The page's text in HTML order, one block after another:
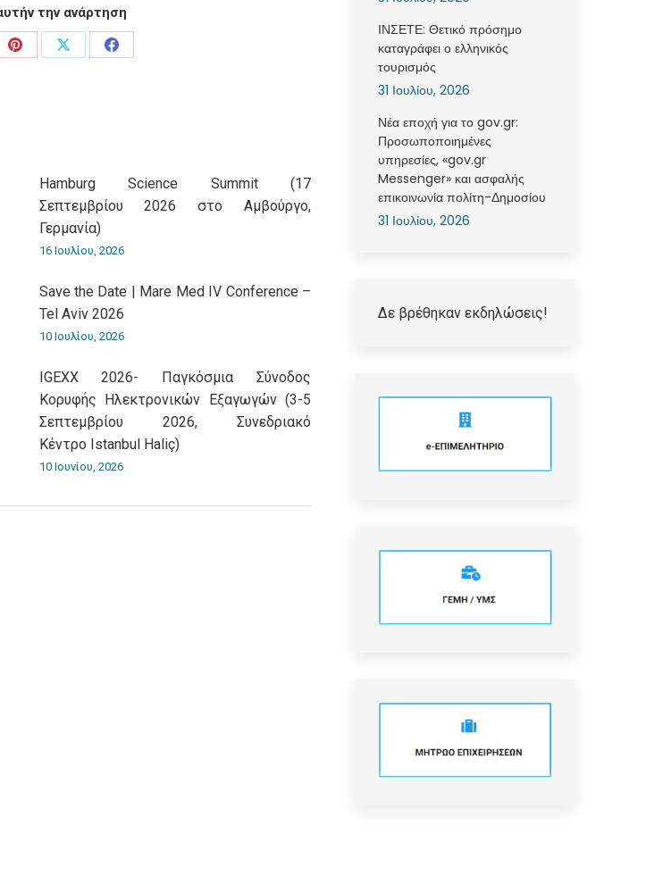
την ανάρτηση
Share
Share
Share
Hamburg Science Summit (17
Σεπτεμβρίου 2026 στο Αμβούργο,
Γερμανία)
16 Ιουλίου, 2026
Save the Date | Mare Med IV Conference –
Tel Aviv 2026
10 Ιουλίου, 2026
IGEXX 2026- Παγκόσμια Σύνοδος
Κορυφής Ηλεκτρονικών Εξαγωγών (3-5
Σεπτεμβρίου 2026, Συνεδριακό
Κέντρο Istanbul Haliç)
10 Ιουνίου, 2026
ΙΝΣΕΤΕ: Θετικό πρόσημο
καταγράφει ο ελληνικός
τουρισμός
31 Ιουλίου, 2026
Νέα εποχή για το gov.gr:
Προσωποποιημένες
υπηρεσίες, «gov.gr
Messenger» και ασφαλής
επικοινωνία πολίτη-Δημοσίου
31 Ιουλίου, 2026
Δε βρέθηκαν εκδηλώσεις!